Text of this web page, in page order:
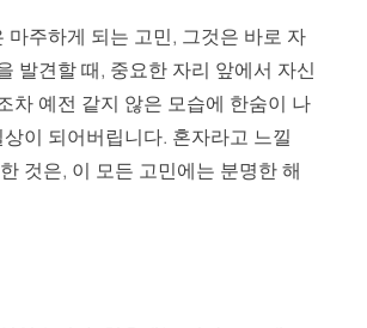
주하게 되는 고민, 그것은 바로 자
발견할 때, 중요한 자리 앞에서 자신
차 예전 같지 않은 모습에 한숨이 나
이 되어버립니다. 혼자라고 느낄
것은, 이 모든 고민에는 분명한 해